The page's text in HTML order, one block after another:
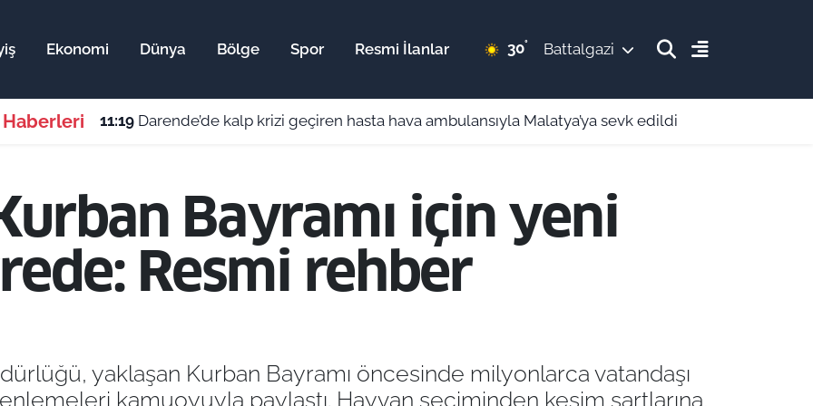
Ekonomi Dünya Bölge Spor Resmi İlanlar 30° Battalgazi
Haberleri 11:19 Darende’de kalp krizi geçiren hasta hava ambulansıyla Malatya’ya sevk edildi
Bayramı için yeni
Resmi rehber
yaklaşan Kurban Bayramı öncesinde milyonlarca vatandaşı
kamuoyuyla paylaştı. Hayvan seçiminden kesim şartlarına,